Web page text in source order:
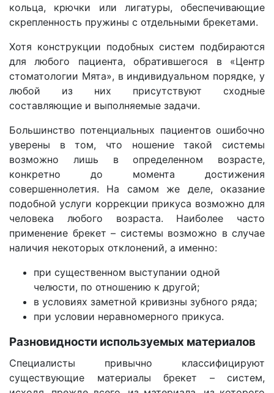
кольца, крючки или лигатуры, обеспечивающие
скрепленность пружины с отдельными брекетами.
Хотя конструкции подобных систем подбираются
для любого пациента, обратившегося в «Центр
стоматологии Мята», в индивидуальном порядке, у
любой из них присутствуют сходные
составляющие и выполняемые задачи.
Большинство потенциальных пациентов ошибочно
уверены в том, что ношение такой системы
возможно лишь в определенном возрасте,
конкретно до момента достижения
совершеннолетия. На самом же деле, оказание
подобной услуги коррекции прикуса возможно для
человека любого возраста. Наиболее часто
применение брекет – системы возможно в случае
наличия некоторых отклонений, а именно:
при существенном выступании одной
челюсти, по отношению к другой;
в условиях заметной кривизны зубного ряда;
при условии неравномерного прикуса.
Разновидности используемых материалов
Специалисты привычно классифицируют
существующие материалы брекет – систем,